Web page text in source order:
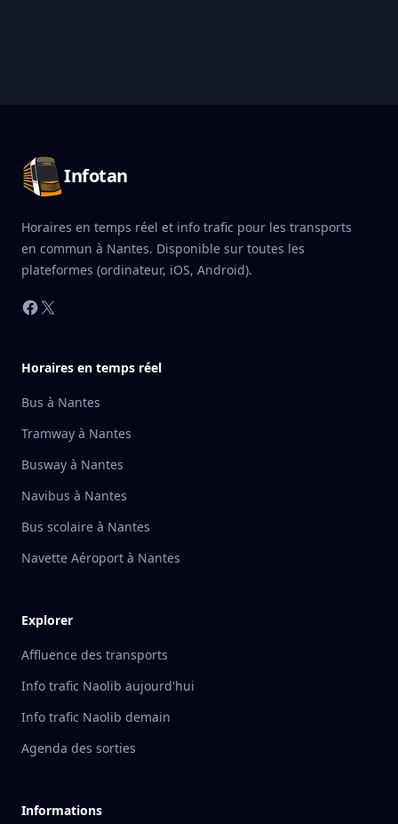
Infotan
Horaires en temps réel et info trafic pour les transports
en commun à Nantes. Disponible sur toutes les
plateformes (ordinateur, iOS, Android).
Facebook
X
Horaires en temps réel
Bus à Nantes
Tramway à Nantes
Busway à Nantes
Navibus à Nantes
Bus scolaire à Nantes
Navette Aéroport à Nantes
Explorer
Affluence des transports
Info trafic Naolib aujourd'hui
Info trafic Naolib demain
Agenda des sorties
Informations